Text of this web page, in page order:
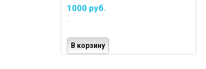
1000 руб.
..
В корзину